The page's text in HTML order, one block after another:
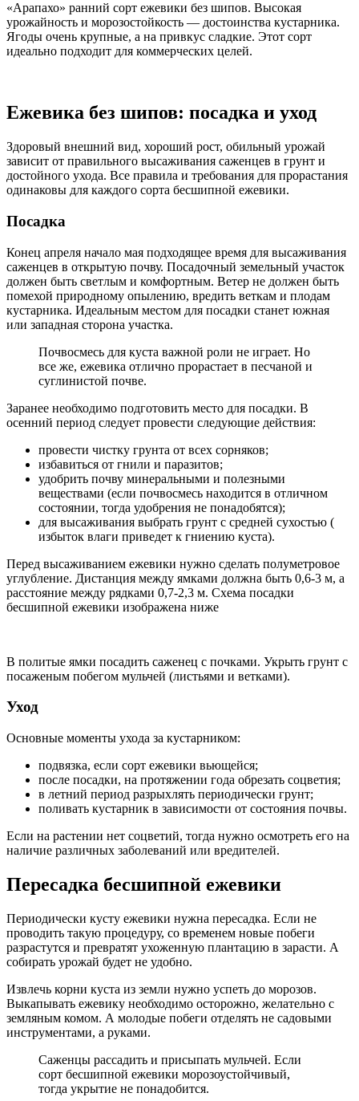
«Арапахо» ранний сорт ежевики без шипов. Высокая
урожайность и морозостойкость — достоинства кустарника.
Ягоды очень крупные, а на привкус сладкие. Этот сорт
идеально подходит для коммерческих целей.
Ежевика без шипов: посадка и уход
Здоровый внешний вид, хороший рост, обильный урожай
зависит от правильного высаживания саженцев в грунт и
достойного ухода. Все правила и требования для прорастания
одинаковы для каждого сорта бесшипной ежевики.
Посадка
Конец апреля начало мая подходящее время для высаживания
саженцев в открытую почву. Посадочный земельный участок
должен быть светлым и комфортным. Ветер не должен быть
помехой природному опылению, вредить веткам и плодам
кустарника. Идеальным местом для посадки станет южная
или западная сторона участка.
Почвосмесь для куста важной роли не играет. Но
все же, ежевика отлично прорастает в песчаной и
суглинистой почве.
Заранее необходимо подготовить место для посадки. В
осенний период следует провести следующие действия:
провести чистку грунта от всех сорняков;
избавиться от гнили и паразитов;
удобрить почву минеральными и полезными
веществами (если почвосмесь находится в отличном
состоянии, тогда удобрения не понадобятся);
для высаживания выбрать грунт с средней сухостью (
избыток влаги приведет к гниению куста).
Перед высаживанием ежевики нужно сделать полуметровое
углубление. Дистанция между ямками должна быть 0,6-3 м, а
расстояние между рядками 0,7-2,3 м. Схема посадки
бесшипной ежевики изображена ниже
В политые ямки посадить саженец с почками. Укрыть грунт с
посаженым побегом мульчей (листьями и ветками).
Уход
Основные моменты ухода за кустарником:
подвязка, если сорт ежевики вьющейся;
после посадки, на протяжении года обрезать соцветия;
в летний период разрыхлять периодически грунт;
поливать кустарник в зависимости от состояния почвы.
Если на растении нет соцветий, тогда нужно осмотреть его на
наличие различных заболеваний или вредителей.
Пересадка бесшипной ежевики
Периодически кусту ежевики нужна пересадка. Если не
проводить такую процедуру, со временем новые побеги
разрастутся и превратят ухоженную плантацию в зарасти. А
собирать урожай будет не удобно.
Извлечь корни куста из земли нужно успеть до морозов.
Выкапывать ежевику необходимо осторожно, желательно с
земляным комом. А молодые побеги отделять не садовыми
инструментами, а руками.
Саженцы рассадить и присыпать мульчей. Если
сорт бесшипной ежевики морозоустойчивый,
тогда укрытие не понадобится.